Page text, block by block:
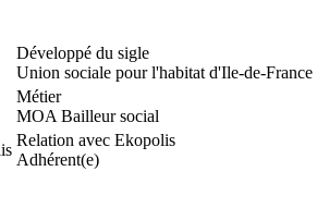
Développé du sigle
Union sociale pour l'habitat d'Ile-de-France
Métier
MOA Bailleur social
Relation avec Ekopolis
Adhérent(e)